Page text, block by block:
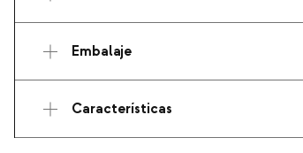
Embalaje
Características